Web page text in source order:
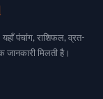
पंचांग, राशिफल, व्रत-
जानकारी मिलती है।